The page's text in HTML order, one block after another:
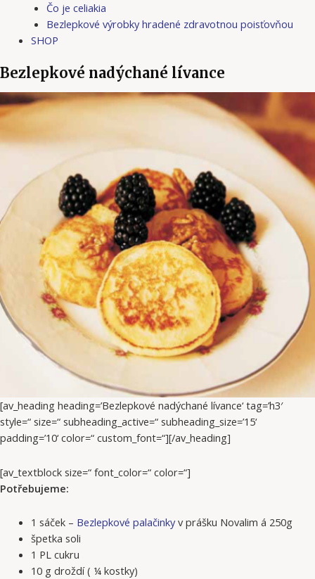
Čo je celiakia
Bezlepkové výrobky hradené zdravotnou poisťovňou
SHOP
Bezlepkové nadýchané lívance
[av_heading heading=’Bezlepkové nadýchané lívance‘ tag=’h3′
style=“ size=“ subheading_active=“ subheading_size=’15‘
padding=’10‘ color=“ custom_font=“][/av_heading]
[av_textblock size=“ font_color=“ color=“]
Potřebujeme:
1 sáček – Bezlepkové palačinkyv prášku Novalim á 250g
špetka soli
1 PL cukru
10 g droždí ( ¼ kostky)